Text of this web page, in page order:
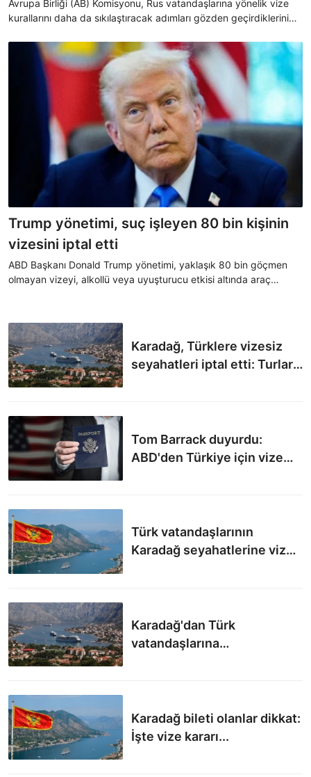
Avrupa Birliği (AB) Komisyonu, Rus vatandaşlarına yönelik vize
kurallarını daha da sıkılaştıracak adımları gözden geçirdiklerini
Trump yönetimi, suç işleyen 80 bin kişinin
vizesini iptal etti
ABD Başkanı Donald Trump yönetimi, yaklaşık 80 bin göçmen
olmayan vizeyi, alkollü veya uyuşturucu etkisi altında araç
Karadağ, Türklere vizesiz
seyahatleri iptal etti: Turlar
Tom Barrack duyurdu:
ABD'den Türkiye için vize
Türk vatandaşlarının
Karadağ seyahatlerine vize
Karadağ'dan Türk
vatandaşlarına
Karadağ bileti olanlar dikkat:
İşte vize kararı...